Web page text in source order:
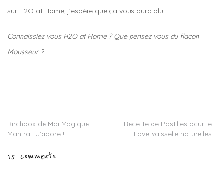
sur H2O at Home, j’espère que ça vous aura plu !
Connaissiez vous H2O at Home ? Que pensez vous du flacon
Mousseur ?
demaquillante
lavable
microfibres
Navigation
l’article
Birchbox de Mai Magique
Mantra : J’adore !
Recette de Pastilles pour le
Lave-vaisselle naturelles
13 comments